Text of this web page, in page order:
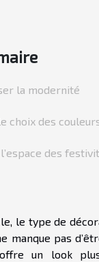
la modernité
choix des
des
le type de
manque pas
un look